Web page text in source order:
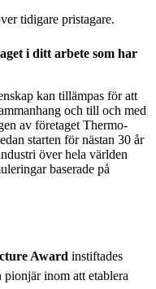
tidigare pristagare.
i ditt arbete som har
kan tillämpas för att
och till och med
av företaget Thermo-
starten för nästan 30 år
över hela världen
baserade på
Award instiftades
inom att etablera